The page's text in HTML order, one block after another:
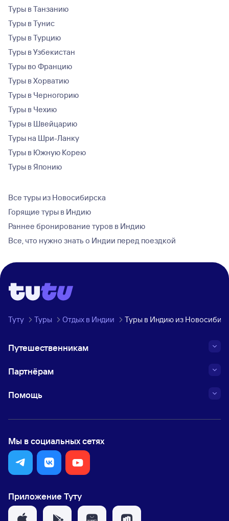
Туры в Танзанию
Туры в Тунис
Туры в Турцию
Туры в Узбекистан
Туры во Францию
Туры в Хорватию
Туры в Черногорию
Туры в Чехию
Туры в Швейцарию
Туры на Шри-Ланку
Туры в Южную Корею
Туры в Японию
Все туры из Новосибирска
Горящие туры в Индию
Раннее бронирование туров в Индию
Все, что нужно знать о Индии перед поездкой
Туту Туры Отдых в Индии Туры в Индию из
Путешественникам
Партнёрам
Помощь
Мы в социальных сетях
Приложение Туту